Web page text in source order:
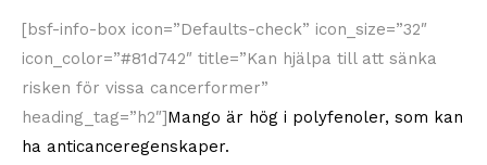
[bsf-info-box icon=”Defaults-check” icon_size=”32″
icon_color=”#81d742″ title=”Kan hjälpa till att sänka
risken för vissa cancerformer”
heading_tag=”h2″]Mango är hög i polyfenoler, som kan
ha anticanceregenskaper.